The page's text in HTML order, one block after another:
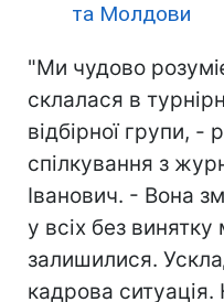
та Молдови
"Ми чудово
склалася в
відбірної групи, -
спілкування з
Іванович. - Вона
у всіх без
залишилися.
кадрова